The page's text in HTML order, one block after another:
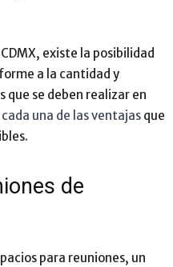
existe la posibilidad
a la cantidad y
que se deben realizar en
cada una de las ventajas que
de
para reuniones, un